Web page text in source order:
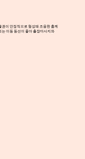
권이 안정적으로 형성돼 조용한 홈케
는 이동 동선이 좋아 출장마사지와